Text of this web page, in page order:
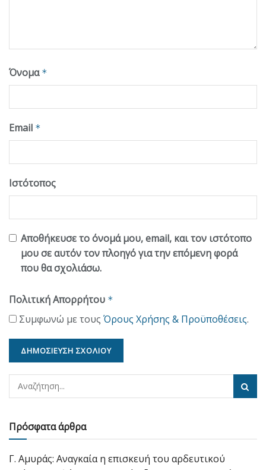
Όνομα *
Email *
Ιστότοπος
Αποθήκευσε το όνομά μου, email, και τον ιστότοπο
μου σε αυτόν τον πλοηγό για την επόμενη φορά
που θα σχολιάσω.
Πολιτική Απορρήτου *
Συμφωνώ με τους Όρους Χρήσης & Προϋποθέσεις.
Πρόσφατα άρθρα
Γ. Αμυράς: Αναγκαία η επισκευή του αρδευτικού